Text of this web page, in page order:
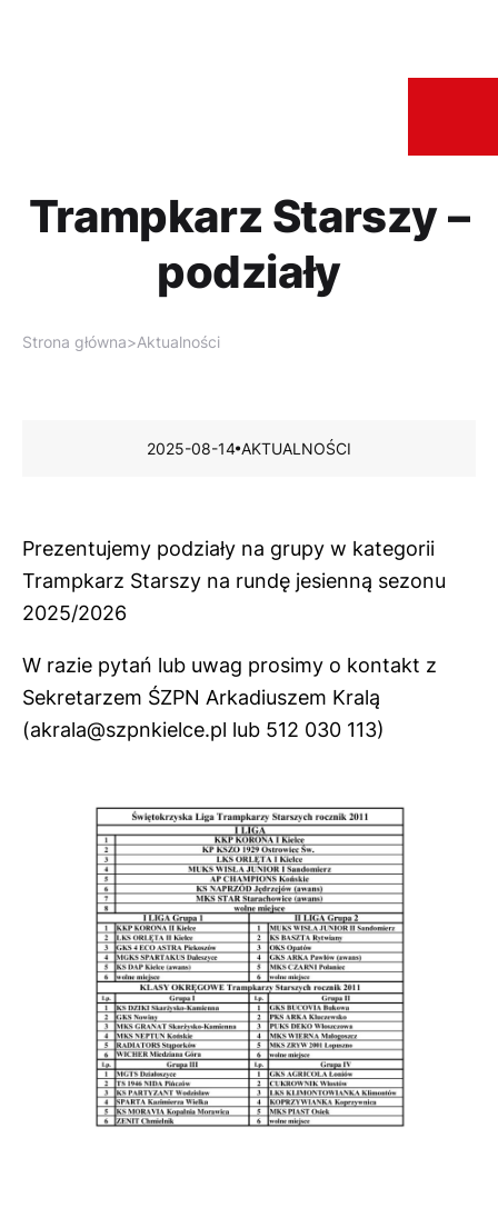
Trampkarz Starszy –
podziały
Strona główna>Aktualności
2025-08-14 AKTUALNOŚCI
Prezentujemy podziały na grupy w kategorii
Trampkarz Starszy na rundę jesienną sezonu
2025/2026
W razie pytań lub uwag prosimy o kontakt z
Sekretarzem ŚZPN Arkadiuszem Kralą
(akrala@szpnkielce.pl lub 512 030 113)